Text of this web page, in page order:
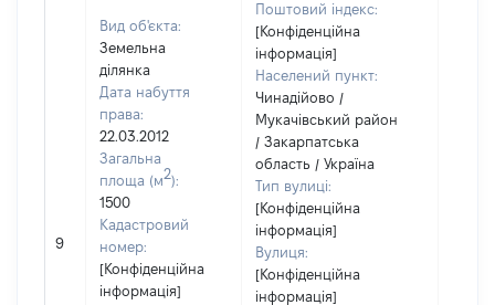
9
Вид об'єкта:
Земельна
ділянка
Дата набуття
права:
22.03.2012
Загальна
площа (м2):
1500
Кадастровий
номер:
[Конфіденційна
інформація]
Поштовий індекс:
[Конфіденційна
інформація]
Населений пункт:
Чинадійово /
Мукачівський район
/ Закарпатська
область / Україна
Тип вулиці:
[Конфіденційна
інформація]
Вулиця:
[Конфіденційна
інформація]